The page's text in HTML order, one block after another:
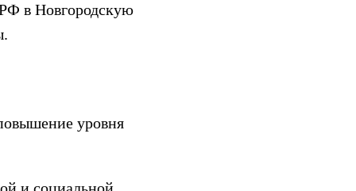
РФ в Новгородскую
уровня